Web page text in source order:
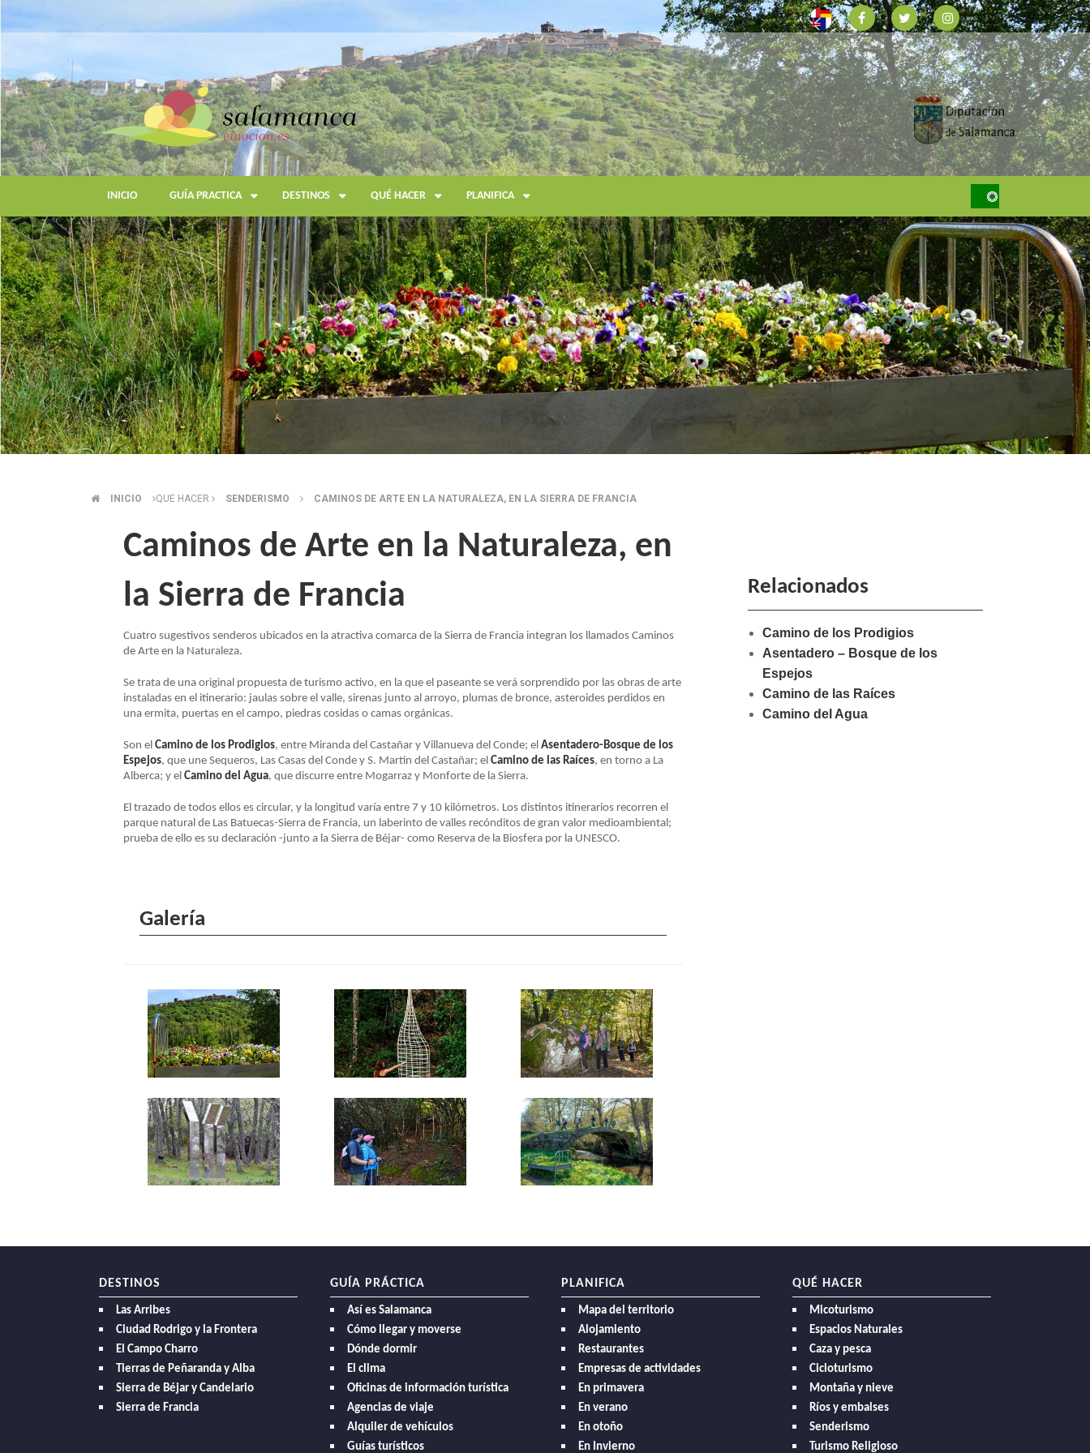
al
principal
INICIO GUÍA PRACTICA DESTINOS QUÉ HACER PLANIFICA
SOBRESCRIBIR
ENLACES
AYUDA
NAVEGACIÓN
INICIO QUE HACER SENDERISMO CAMINOS DE ARTE EN LA NATURALEZA, EN LA SIERRA DE FRANCIA
Caminos de Arte en la Naturaleza, en
la Sierra de Francia
Cuatro sugestivos senderos ubicados en la atractiva comarca de la Sierra de Francia integran los llamados Caminos
de Arte en la Naturaleza.
Se trata de una original propuesta de turismo activo, en la que el paseante se verá sorprendido por las obras de arte
instaladas en el itinerario: jaulas sobre el valle, sirenas junto al arroyo, plumas de bronce, asteroides perdidos en
una ermita, puertas en el campo, piedras cosidas o camas orgánicas.
Son el Camino de los Prodigios, entre Miranda del Castañar y Villanueva del Conde; el Asentadero-Bosque de los
Espejos, que une Sequeros, Las Casas del Conde y S. Martín del Castañar; el Camino de las Raíces, en torno a La
Alberca; y el Camino del Agua, que discurre entre Mogarraz y Monforte de la Sierra.
El trazado de todos ellos es circular, y la longitud varía entre 7 y 10 kilómetros. Los distintos itinerarios recorren el
parque natural de Las Batuecas-Sierra de Francia, un laberinto de valles recónditos de gran valor medioambiental;
prueba de ello es su declaración -junto a la Sierra de Béjar- como Reserva de la Biosfera por la UNESCO.
Galería
Relacionados
Camino de los Prodigios
Asentadero – Bosque de los
Espejos
Camino de las Raíces
Camino del Agua
DESTINOS
Las Arribes
Ciudad Rodrigo y la Frontera
El Campo Charro
Tierras de Peñaranda y Alba
Sierra de Béjar y Candelario
Sierra de Francia
GUÍA PRÁCTICA
Así es Salamanca
Cómo llegar y moverse
Dónde dormir
El clima
Oficinas de información turística
Agencias de viaje
Alquiler de vehículos
Guías turísticos
PLANIFICA
Mapa del territorio
Alojamiento
Restaurantes
Empresas de actividades
En primavera
En verano
En otoño
En Invierno
QUÉ HACER
Micoturismo
Espacios Naturales
Caza y pesca
Cicloturismo
Montaña y nieve
Ríos y embalses
Senderismo
Turismo Religioso